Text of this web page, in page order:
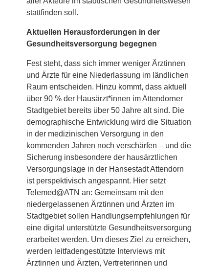
stattfinden soll.
Aktuellen Herausforderungen in der
Gesundheitsversorgung begegnen
Fest steht, dass sich immer weniger Ärztinnen
und Ärzte für eine Niederlassung im ländlichen
Raum entscheiden. Hinzu kommt, dass aktuell
über 90 % der Hausärzt*innen im Attendorner
Stadtgebiet bereits über 50 Jahre alt sind. Die
demographische Entwicklung wird die Situation
in der medizinischen Versorgung in den
kommenden Jahren noch verschärfen – und die
Sicherung insbesondere der hausärztlichen
Versorgungslage in der Hansestadt Attendorn
ist perspektivisch angespannt. Hier setzt
Telemed@ATN an: Gemeinsam mit den
niedergelassenen Ärztinnen und Ärzten im
Stadtgebiet sollen Handlungsempfehlungen für
eine digital unterstützte Gesundheitsversorgung
erarbeitet werden. Um dieses Ziel zu erreichen,
werden leitfadengestützte Interviews mit
Ärztinnen und Ärzten, Vertreterinnen und